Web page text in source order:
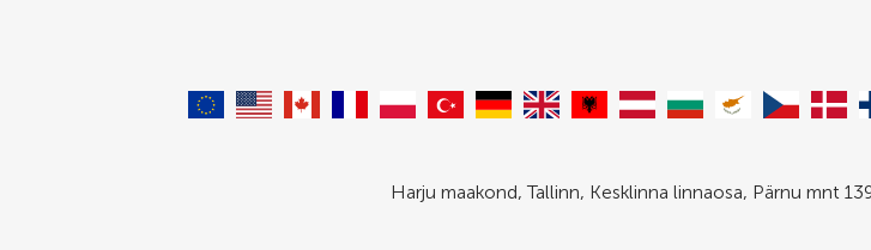
Harju maakond, Tallinn, Kesklinna linnaosa, Pärnu mnt